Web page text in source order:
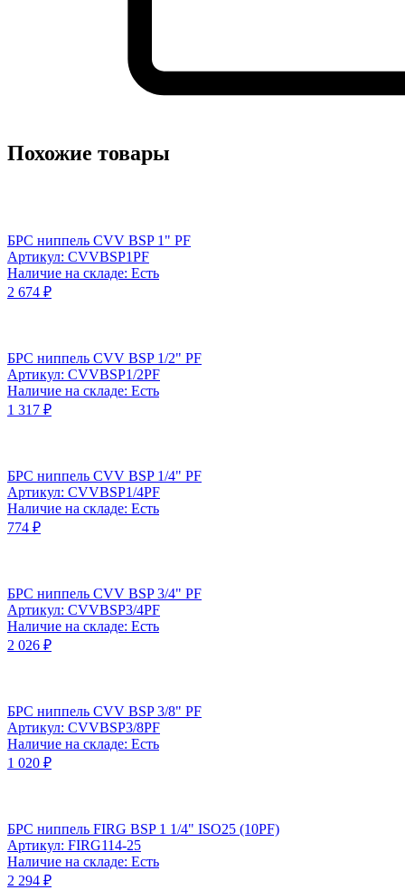
Похожие товары
БРС ниппель CVV BSP 1" PF
Артикул: CVVBSP1PF
Наличие на складе: Есть
2 674 ₽
БРС ниппель CVV BSP 1/2" PF
Артикул: CVVBSP1/2PF
Наличие на складе: Есть
1 317 ₽
БРС ниппель CVV BSP 1/4" PF
Артикул: CVVBSP1/4PF
Наличие на складе: Есть
774 ₽
БРС ниппель CVV BSP 3/4" PF
Артикул: CVVBSP3/4PF
Наличие на складе: Есть
2 026 ₽
БРС ниппель CVV BSP 3/8" PF
Артикул: CVVBSP3/8PF
Наличие на складе: Есть
1 020 ₽
БРС ниппель FIRG BSP 1 1/4" ISO25 (10PF)
Артикул: FIRG114-25
Наличие на складе: Есть
2 294 ₽